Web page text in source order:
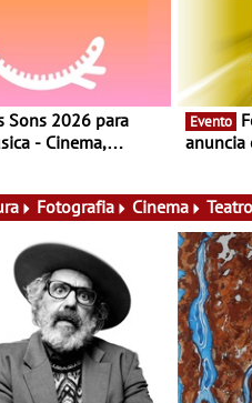
- Cinema,
Evento
anuncia
Fotografia Cinema Teatro